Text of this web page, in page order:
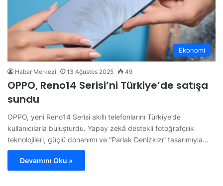
Ekonomi
Haber Merkezi 13 Ağustos 2025 49
OPPO, Reno14 Serisi’ni Türkiye’de satışa
sundu
OPPO, yeni Reno14 Serisi akıllı telefonlarını Türkiye’de
kullanıcılarla buluşturdu. Yapay zekâ destekli fotoğrafçılık
teknolojileri, güçlü donanımı ve “Parlak Denizkızı” tasarımıyla…
Devamını Oku »